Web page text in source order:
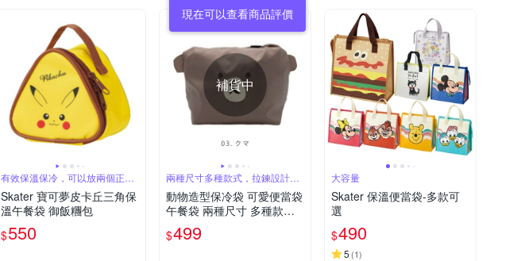
現在可以查看商品評價
有效保溫保冷，可以放兩個正常
尺寸飯糰
Skater 寶可夢皮卡丘三角保
溫午餐袋 御飯糰包
$550
補貨中
兩種尺寸多種款式，拉鍊設計方
便開關
動物造型保冷袋 可愛便當袋
午餐袋 兩種尺寸 多種款式
可選
$499
大容量
Skater 保溫便當袋-多款可
選
$490
5 (1)